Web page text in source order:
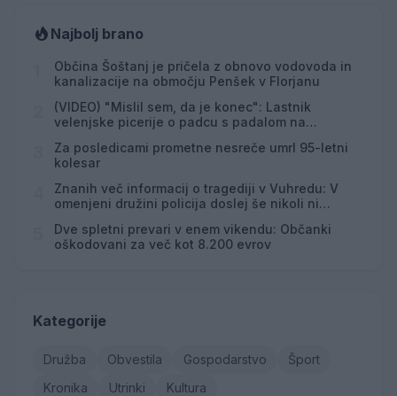
Najbolj brano
Občina Šoštanj je pričela z obnovo vodovoda in
kanalizacije na območju Penšek v Florjanu
(VIDEO) "Mislil sem, da je konec": Lastnik
velenjske picerije o padcu s padalom na
Za posledicami prometne nesreče umrl 95-letni
kolesar
Znanih več informacij o tragediji v Vuhredu: V
omenjeni družini policija doslej še nikoli ni
Dve spletni prevari v enem vikendu: Občanki
oškodovani za več kot 8.200 evrov
Kategorije
Družba Obvestila Gospodarstvo
Šport
Kronika
Utrinki Kultura